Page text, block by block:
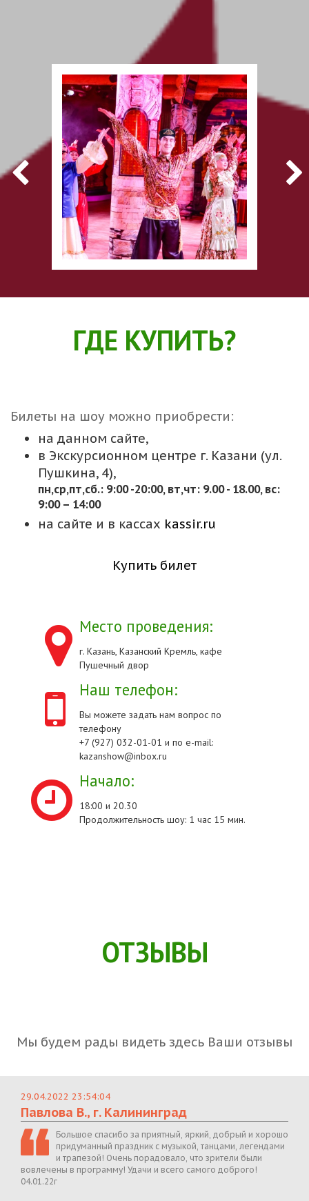
ГДЕ КУПИТЬ?
Билеты на шоу можно приобрести:
на данном сайте,
в Экскурсионном центре г. Казани (ул.
Пушкина, 4),
пн,cр,пт,сб.: 9:00 -20:00, вт,чт: 9.00 - 18.00, вс:
9:00 – 14:00
на сайте и в кассах kassir.ru
Купить билет
Место проведения:
г. Казань, Казанский Кремль, кафе
Пушечный двор
Наш телефон:
Вы можете задать нам вопрос по
телефону
+7 (927) 032-01-01 и по e-mail:
kazanshow@inbox.ru
Начало:
18:00 и 20.30
Продолжительность шоу: 1 час 15 мин.
ОТЗЫВЫ
Мы будем рады видеть здесь Ваши отзывы
29.04.2022 23:54:04
Павлова В., г. Калининград
Большое спасибо за приятный, яркий, добрый и хорошо
придуманный праздник с музыкой, танцами, легендами
и трапезой! Очень порадовало, что зрители были
вовлечены в программу! Удачи и всего самого доброго!
04.01.22г